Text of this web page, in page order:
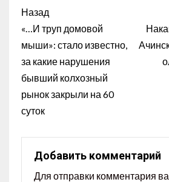
Назад
«…И труп домовой
мыши»: стало известно,
за какие нарушения
бывший колхозный
рынок закрыли на 60
суток
Добавить комментарий
Для отправки комментария